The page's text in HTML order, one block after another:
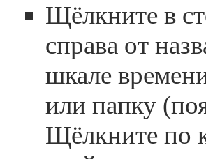
Щёлкните в
справа от
шкале
или папку
Щёлкните по